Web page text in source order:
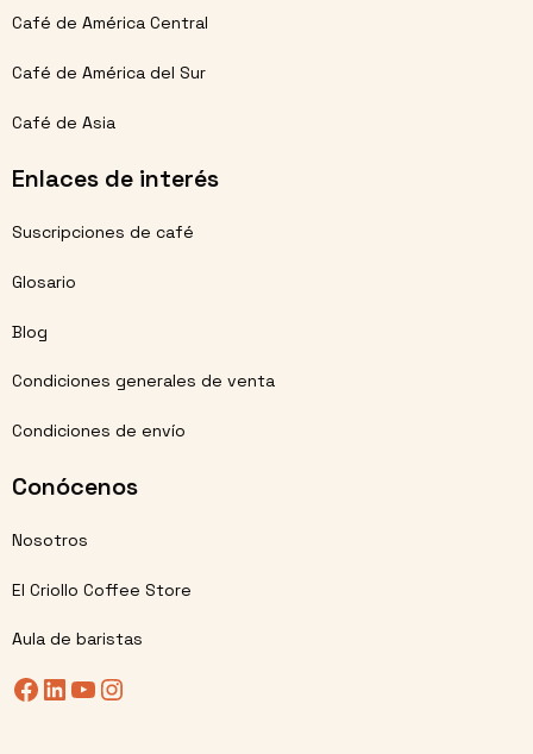
Café de América Central
Café de América del Sur
Café de Asia
Enlaces de interés
Suscripciones de café
Glosario
Blog
Condiciones generales de venta
Condiciones de envío
Conócenos
Nosotros
El Criollo Coffee Store
Aula de baristas
Facebook LinkedIn YouTube Instagram